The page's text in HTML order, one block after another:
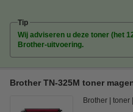
Tip
Wij adviseren u deze toner (het
Brother-uitvoering.
Brother TN-325M toner
Brother toner